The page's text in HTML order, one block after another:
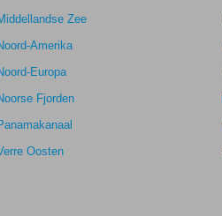
Zee
Amerika
Europa
Fjorden
Oosten